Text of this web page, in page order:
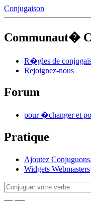
Conjugaison
Communaut�
R�gles de
Rejoignez-nous
Forum
pour �changer et
Pratique
Ajoutez
Widgets Webmasters